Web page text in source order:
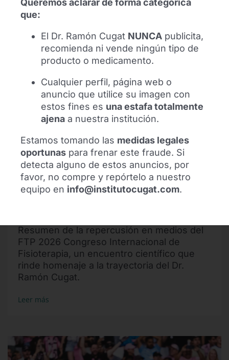
al equipo médico tras años de seguimiento
profesional.
Homenaje al Dr. Cugat en el FTP 2026
Resumen de la repercusión en medios del
FTP 2026 Congreso Internacional de
Fisioterapia, un encuentro científico que
rinde homenaje a la trayectoria del Dr.
Ramón Cugat.
Leer más
Queremos aclarar de forma categórica
que:
El Dr. Ramón Cugat NUNCA publicita,
recomienda ni vende ningún tipo de
producto o medicamento.
Cualquier perfil, página web o
anuncio que utilice su imagen con
estos fines es una estafa totalmente
ajena a nuestra institución.
Estamos tomando las medidas legales
oportunas para frenar este fraude. Si
detecta alguno de estos anuncios, por
favor, no compre y repórtelo a nuestro
equipo en info@institutocugat.com.